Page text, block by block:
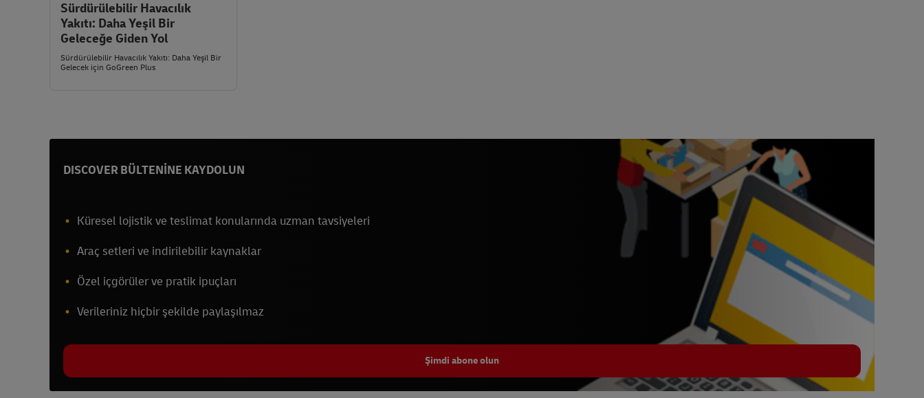
Sürdürülebilir Havacılık
Yakıtı: Daha Yeşil Bir
Geleceğe Giden Yol
Sürdürülebilir Havacılık Yakıtı: Daha Yeşil Bir
Gelecek için GoGreen Plus
DISCOVER BÜLTENİNE KAYDOLUN
Küresel lojistik ve teslimat konularında uzman tavsiyeleri
Araç setleri ve indirilebilir kaynaklar
Özel içgörüler ve pratik ipuçları
Verileriniz hiçbir şekilde paylaşılmaz
Şimdi abone olun